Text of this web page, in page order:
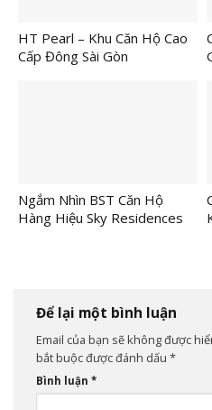
HT Pearl – Khu Căn Hộ Cao
Cấp Đông Sài Gòn
Ngắm Nhìn BST Căn Hộ
Hàng Hiệu Sky Residences
Để lại một bình luận
Email của bạn sẽ không được
bắt buộc được đánh dấu *
Bình luận *